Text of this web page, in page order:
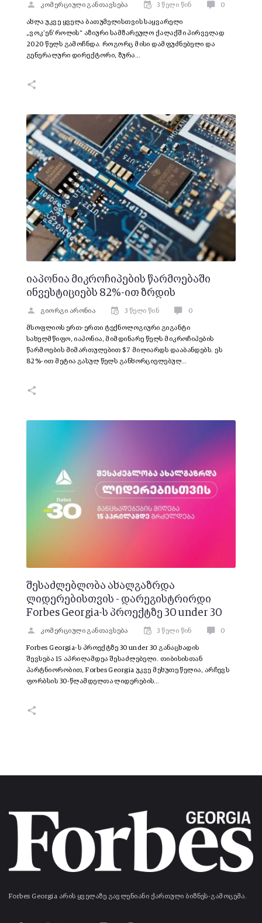
კომერციული განთავსება 3 წელი წინ 0
ახლა უკვე ყველა ბათუმელისთვის საყვარელი
„ვოკ’ენ’როლის“ აზიური სამზარეულო ქალაქში პირველად
2020 წელს გამოჩნდა. როგორც მისი დამფუძნებელი და
გენერალური დირექტორი, ზურა…
იაპონია მიკროჩიპების წარმოებაში
ინვესტიციებს 82%-ით ზრდის
გიორგი არონია 3 წელი წინ 0
მსოფლიოს ერთ-ერთი ტექნოლოგიური გიგანტი
სახელმწიფო, იაპონია, მიმდინარე წელს მიკროჩიპების
წარმოების მიმართულებით $7 მილიარდს დააბანდებს. ეს
82%-ით მეტია გასულ წელს განხორციელებულ…
შესაძლებლობა ახალგაზრდა
ლიდერებისთვის - დარეგისტრირდი
Forbes Georgia-ს პროექტზე 30 under 30
კომერციული განთავსება 3 წელი წინ 0
Forbes Georgia-ს პროექტზე 30 under 30 განაცხადის
შევსება 15 აპრილამდეა შესაძლებელი. თიბისისთან
პარტნიორობით, Forbes Georgia უკვე მეხუთე წელია, არჩევს
ფორბსის 30-წლამდელთა ლიდერების…
Forbes Georgia არის ყველაზე გავლენიანი ქართული ბიზნეს-გამოცემა.